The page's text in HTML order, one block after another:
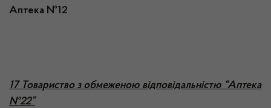
Аптека №12
17 Товариство з обмеженою відповідальністю “Аптека
№22”